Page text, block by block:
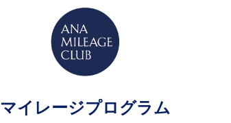
マイレージプログラム